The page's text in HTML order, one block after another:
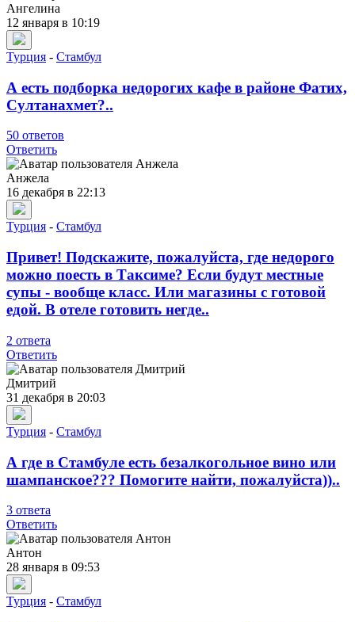
Ангелина
12 января в 10:19
Турция - Стамбул
А есть подборка недорогих кафе в районе Фатих,
Султанахмет?..
50 ответов
Ответить
Анжела
16 декабря в 22:13
Турция - Стамбул
Привет! Подскажите, пожалуйста, где недорого
можно поесть в Таксиме? Если будут местные
супы - вообще класс. Или магазины с готовой
едой. В отеле готовить негде..
2 ответа
Ответить
Дмитрий
31 декабря в 20:03
Турция - Стамбул
А где в Стамбуле есть безалкогольное вино или
шампанское??? Помогите найти, пожалуйста))..
3 ответа
Ответить
Антон
28 января в 09:53
Турция - Стамбул